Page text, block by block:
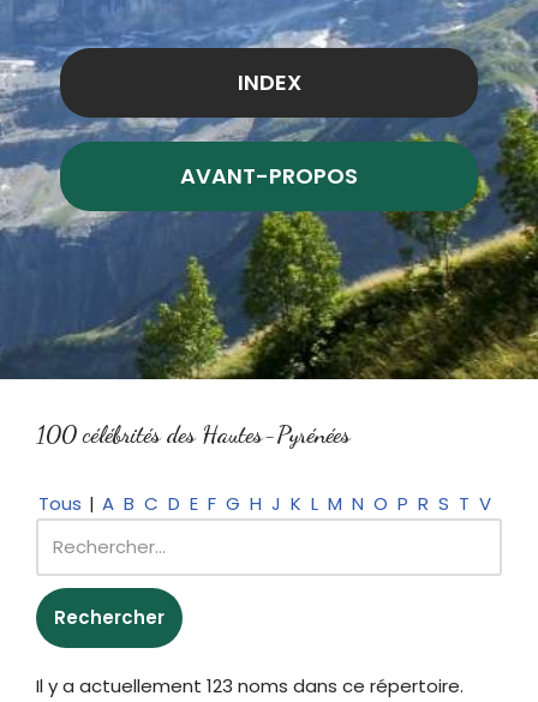
INDEX
AVANT-PROPOS
100 célébrités des Hautes-Pyrénées
Tous | A B C D E F G H J K L M N O P R S T V
Il y a actuellement 123 noms dans ce répertoire.